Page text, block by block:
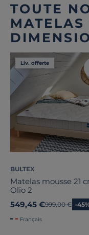
TOUTE
MATELAS
Liv. offerte
BULTEX
Matelas mousse 21
Olio 2
549,45 €Ancien prix
999,00 € -
Français